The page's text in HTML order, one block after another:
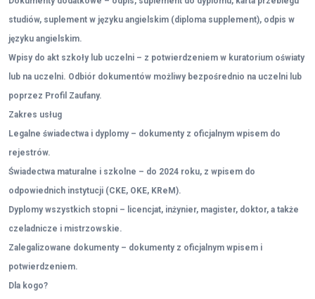
studiów, suplement w języku angielskim (diploma supplement), odpis w
języku angielskim.
Wpisy do akt szkoły lub uczelni – z potwierdzeniem w kuratorium oświaty
lub na uczelni. Odbiór dokumentów możliwy bezpośrednio na uczelni lub
poprzez Profil Zaufany.
Zakres usług
Legalne świadectwa i dyplomy – dokumenty z oficjalnym wpisem do
rejestrów.
Świadectwa maturalne i szkolne – do 2024 roku, z wpisem do
odpowiednich instytucji (CKE, OKE, KReM).
Dyplomy wszystkich stopni – licencjat, inżynier, magister, doktor, a także
czeladnicze i mistrzowskie.
Zalegalizowane dokumenty – dokumenty z oficjalnym wpisem i
potwierdzeniem.
Dla kogo?